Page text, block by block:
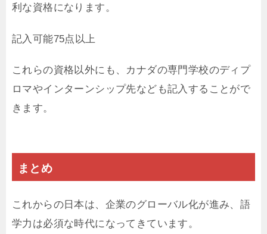
利な資格になります。
記入可能75点以上
これらの資格以外にも、カナダの専門学校のディプ
ロマやインターンシップ先なども記入することがで
きます。
まとめ
これからの日本は、企業のグローバル化が進み、語
学力は必須な時代になってきています。